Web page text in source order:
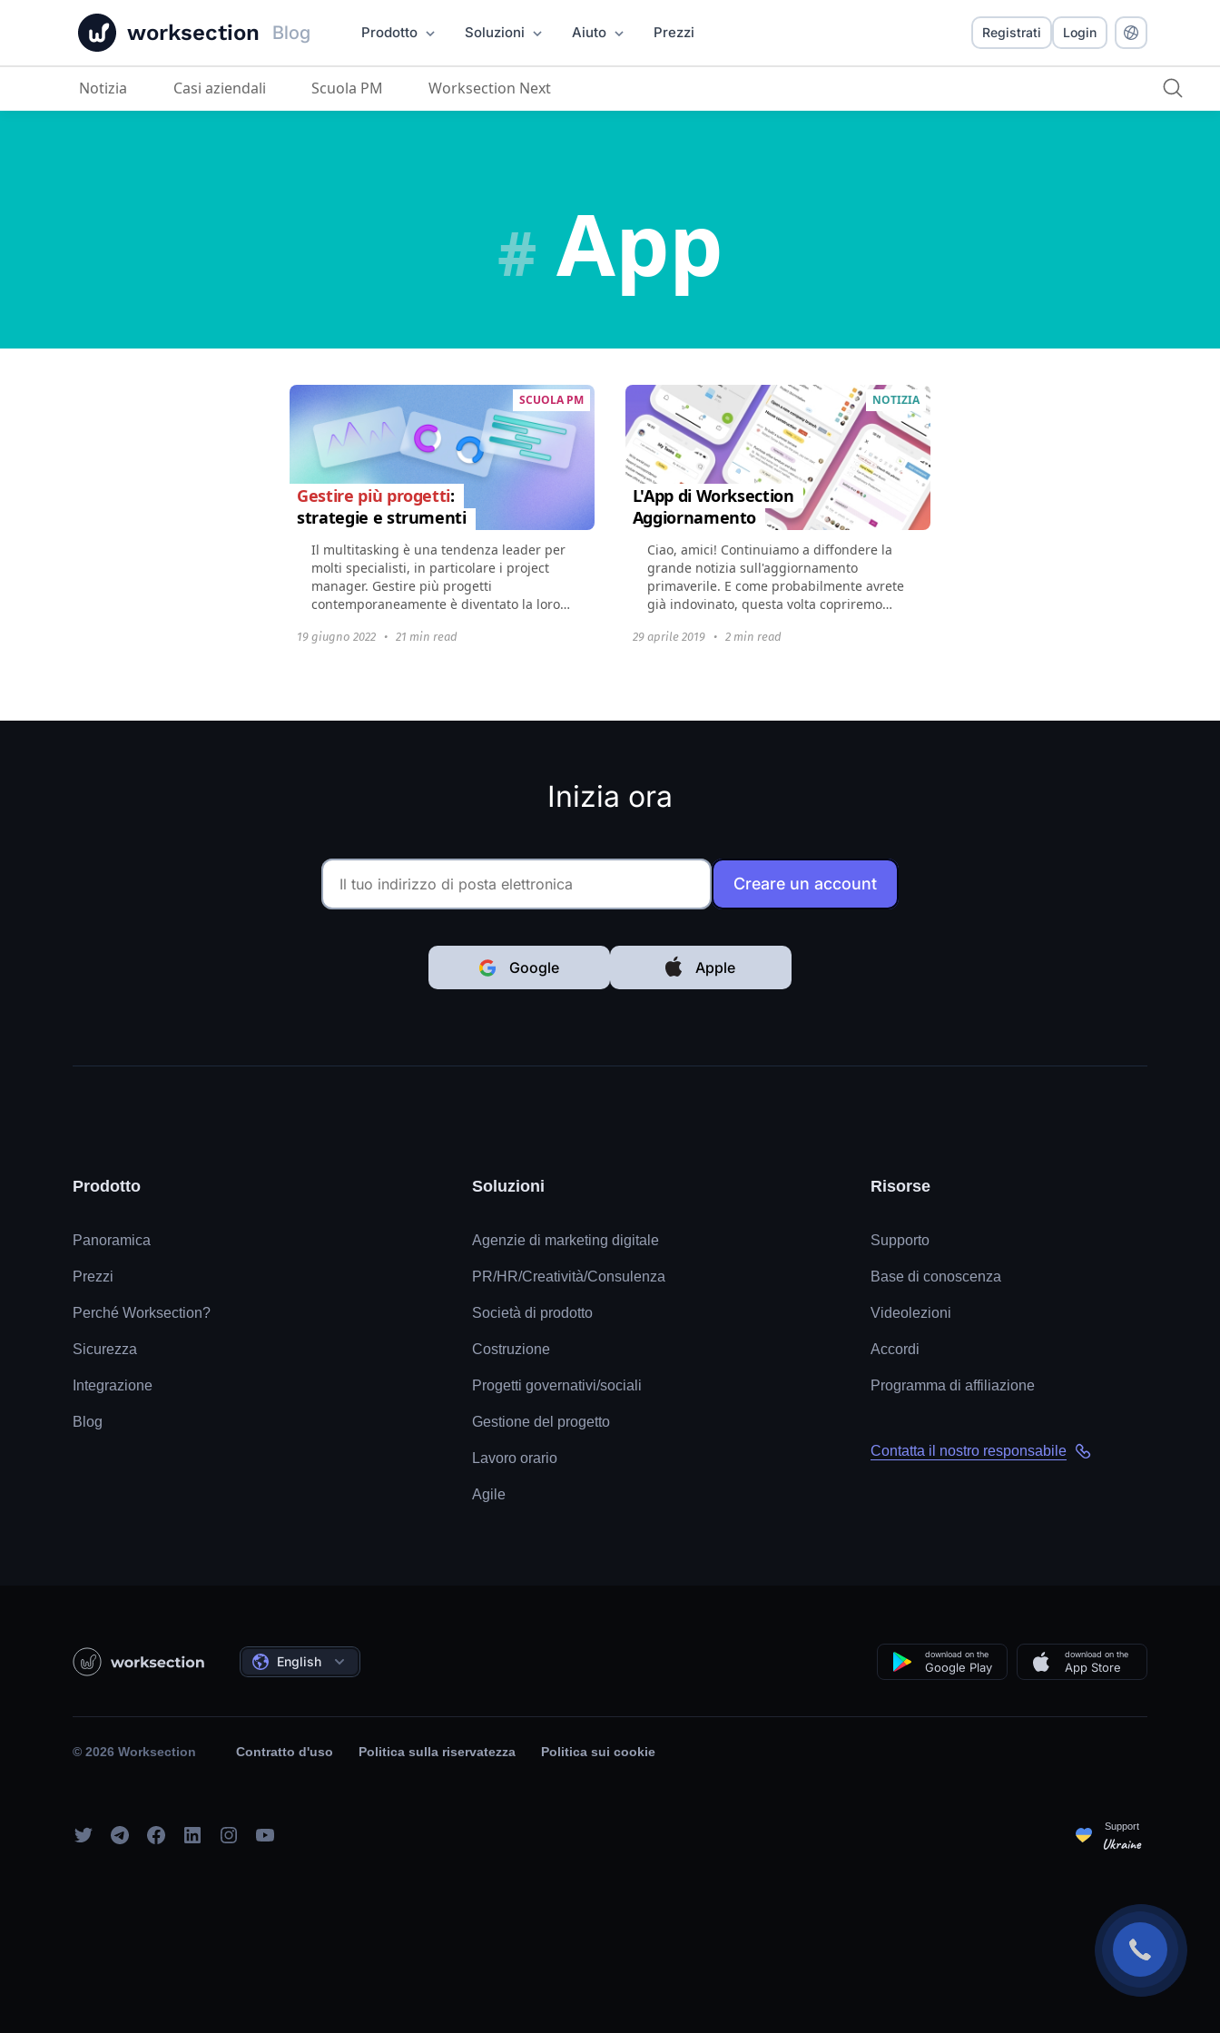
worksection Blog Prodotto Soluzioni Aiuto Prezzi Registrati Login
Notizia Casi aziendali Scuola PM Worksection Next
# App
SCUOLA PM
Gestire più progetti:
strategie e strumenti
Il multitasking è una tendenza leader per
molti specialisti, in particolare i project
manager. Gestire più progetti
contemporaneamente è diventato la loro
progetti...
19 giugno 2022 •21 min read
NOTIZIA
L'App di Worksection
Aggiornamento
Ciao, amici! Continuiamo a diffondere la
grande notizia sull'aggiornamento
primaverile. E come probabilmente avrete
già indovinato, questa volta copriremo
spesso...
29 aprile 2019 • 2 min read
Inizia ora
Creare un account
Google Apple
Prodotto
Panoramica
Prezzi
Perché Worksection?
Sicurezza
Integrazione
Blog
Soluzioni
Agenzie di marketing digitale
PR/HR/Creatività/Consulenza
Società di prodotto
Costruzione
Progetti governativi/sociali
Gestione del progetto
Lavoro orario
Agile
Risorse
Supporto
Base di conoscenza
Videolezioni
Accordi
Programma di affiliazione
Contatta il nostro responsabile
English download on the
Google Play
download on the
App Store
© 2026 Worksection Contratto d'uso Politica sulla riservatezza Politica sui cookie
Support
Ukraine